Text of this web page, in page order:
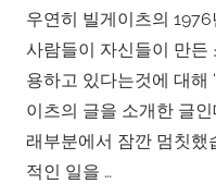
우연히 빌게이츠의
사람들이 자신들이 만든
용하고 있다는것에 대해
이츠의 글을 소개한 글
래부분에서 잠깐 멈칫했
적인 일을 …